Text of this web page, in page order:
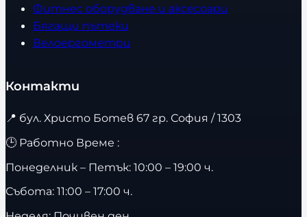
Фитнес оборудване и аксесоари
Бягащи пътеки
Велоергометри
Контакти
📍 бул. Христо Ботев 67 гр. София / 1303
🕒 Работно Време :
Понеделник – Петък: 10:00 – 19:00 ч.
Събота: 11:00 – 17:00 ч.